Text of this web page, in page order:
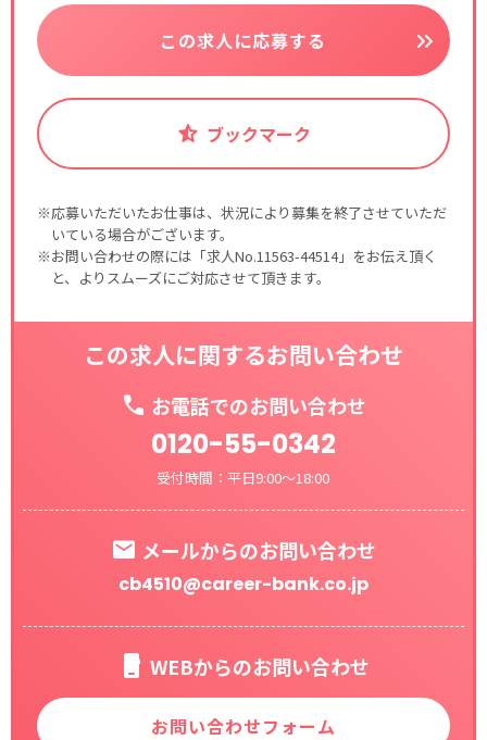
この求人に応募する
ブックマーク
※応募いただいたお仕事は、状況により募集を終了させていただ
いている場合がございます。
※お問い合わせの際には「求人No.11563-44514」をお伝え頂く
と、よりスムーズにご対応させて頂きます。
この求人に関するお問い合わせ
お電話でのお問い合わせ
0120-55-0342
受付時間：平日9:00～18:00
メールからのお問い合わせ
cb4510@career-bank.co.jp
WEBからのお問い合わせ
お問い合わせフォーム